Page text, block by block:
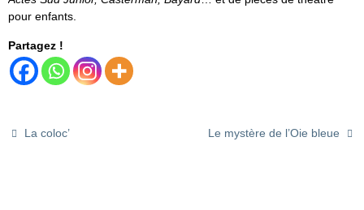
pour enfants.
Partagez !
La coloc’ Le mystère de l’Oie bleue